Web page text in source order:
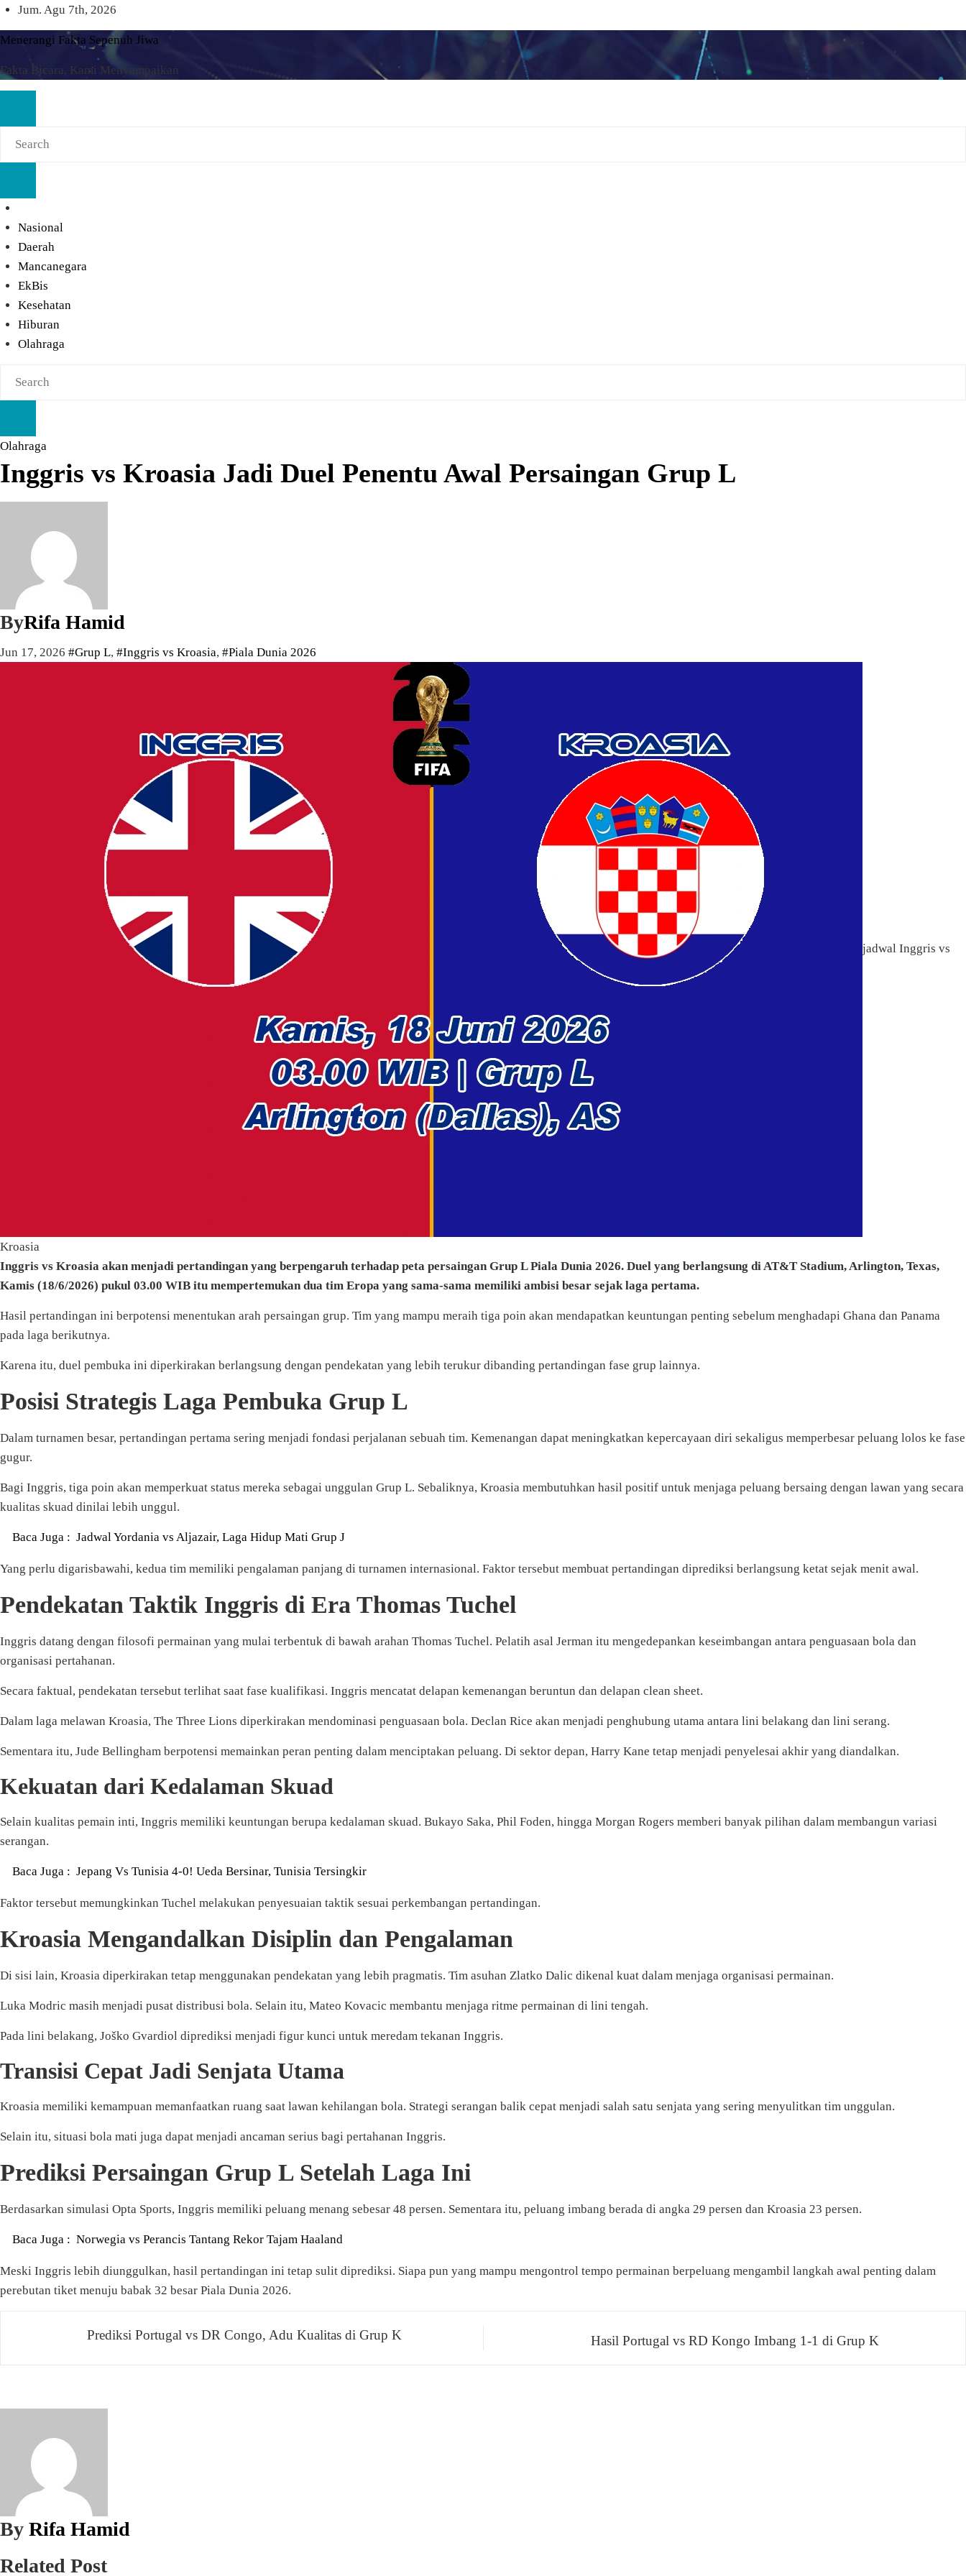
Skip
to
content
Jum. Agu 7th, 2026
Menerangi Fakta Sepenuh Jiwa
Fakta Bicara, Kami Menyampaikan
Nasional
Daerah
Mancanegara
EkBis
Kesehatan
Hiburan
Olahraga
Olahraga
Inggris vs Kroasia Jadi Duel Penentu Awal Persaingan Grup L
ByRifa Hamid
Jun 17, 2026 #Grup L, #Inggris vs Kroasia, #Piala Dunia 2026
jadwal Inggris vs
Kroasia
Inggris vs Kroasia akan menjadi pertandingan yang berpengaruh terhadap peta persaingan Grup L Piala Dunia 2026. Duel yang berlangsung di AT&T Stadium, Arlington, Texas,
Kamis (18/6/2026) pukul 03.00 WIB itu mempertemukan dua tim Eropa yang sama-sama memiliki ambisi besar sejak laga pertama.
Hasil pertandingan ini berpotensi menentukan arah persaingan grup. Tim yang mampu meraih tiga poin akan mendapatkan keuntungan penting sebelum menghadapi Ghana dan Panama
pada laga berikutnya.
Karena itu, duel pembuka ini diperkirakan berlangsung dengan pendekatan yang lebih terukur dibanding pertandingan fase grup lainnya.
Posisi Strategis Laga Pembuka Grup L
Dalam turnamen besar, pertandingan pertama sering menjadi fondasi perjalanan sebuah tim. Kemenangan dapat meningkatkan kepercayaan diri sekaligus memperbesar peluang lolos ke fase
gugur.
Bagi Inggris, tiga poin akan memperkuat status mereka sebagai unggulan Grup L. Sebaliknya, Kroasia membutuhkan hasil positif untuk menjaga peluang bersaing dengan lawan yang secara
kualitas skuad dinilai lebih unggul.
Baca Juga : Jadwal Yordania vs Aljazair, Laga Hidup Mati Grup J
Yang perlu digarisbawahi, kedua tim memiliki pengalaman panjang di turnamen internasional. Faktor tersebut membuat pertandingan diprediksi berlangsung ketat sejak menit awal.
Pendekatan Taktik Inggris di Era Thomas Tuchel
Inggris datang dengan filosofi permainan yang mulai terbentuk di bawah arahan Thomas Tuchel. Pelatih asal Jerman itu mengedepankan keseimbangan antara penguasaan bola dan
organisasi pertahanan.
Secara faktual, pendekatan tersebut terlihat saat fase kualifikasi. Inggris mencatat delapan kemenangan beruntun dan delapan clean sheet.
Dalam laga melawan Kroasia, The Three Lions diperkirakan mendominasi penguasaan bola. Declan Rice akan menjadi penghubung utama antara lini belakang dan lini serang.
Sementara itu, Jude Bellingham berpotensi memainkan peran penting dalam menciptakan peluang. Di sektor depan, Harry Kane tetap menjadi penyelesai akhir yang diandalkan.
Kekuatan dari Kedalaman Skuad
Selain kualitas pemain inti, Inggris memiliki keuntungan berupa kedalaman skuad. Bukayo Saka, Phil Foden, hingga Morgan Rogers memberi banyak pilihan dalam membangun variasi
serangan.
Baca Juga : Jepang Vs Tunisia 4-0! Ueda Bersinar, Tunisia Tersingkir
Faktor tersebut memungkinkan Tuchel melakukan penyesuaian taktik sesuai perkembangan pertandingan.
Kroasia Mengandalkan Disiplin dan Pengalaman
Di sisi lain, Kroasia diperkirakan tetap menggunakan pendekatan yang lebih pragmatis. Tim asuhan Zlatko Dalic dikenal kuat dalam menjaga organisasi permainan.
Luka Modric masih menjadi pusat distribusi bola. Selain itu, Mateo Kovacic membantu menjaga ritme permainan di lini tengah.
Pada lini belakang, Joško Gvardiol diprediksi menjadi figur kunci untuk meredam tekanan Inggris.
Transisi Cepat Jadi Senjata Utama
Kroasia memiliki kemampuan memanfaatkan ruang saat lawan kehilangan bola. Strategi serangan balik cepat menjadi salah satu senjata yang sering menyulitkan tim unggulan.
Selain itu, situasi bola mati juga dapat menjadi ancaman serius bagi pertahanan Inggris.
Prediksi Persaingan Grup L Setelah Laga Ini
Berdasarkan simulasi Opta Sports, Inggris memiliki peluang menang sebesar 48 persen. Sementara itu, peluang imbang berada di angka 29 persen dan Kroasia 23 persen.
Baca Juga : Norwegia vs Perancis Tantang Rekor Tajam Haaland
Meski Inggris lebih diunggulkan, hasil pertandingan ini tetap sulit diprediksi. Siapa pun yang mampu mengontrol tempo permainan berpeluang mengambil langkah awal penting dalam
perebutan tiket menuju babak 32 besar Piala Dunia 2026.
NavigasiPrediksi Portugal vs DR Congo, Adu Kualitas di Grup K Hasil Portugal vs RD Kongo Imbang 1-1 di Grup K
By Rifa Hamid
Related Post